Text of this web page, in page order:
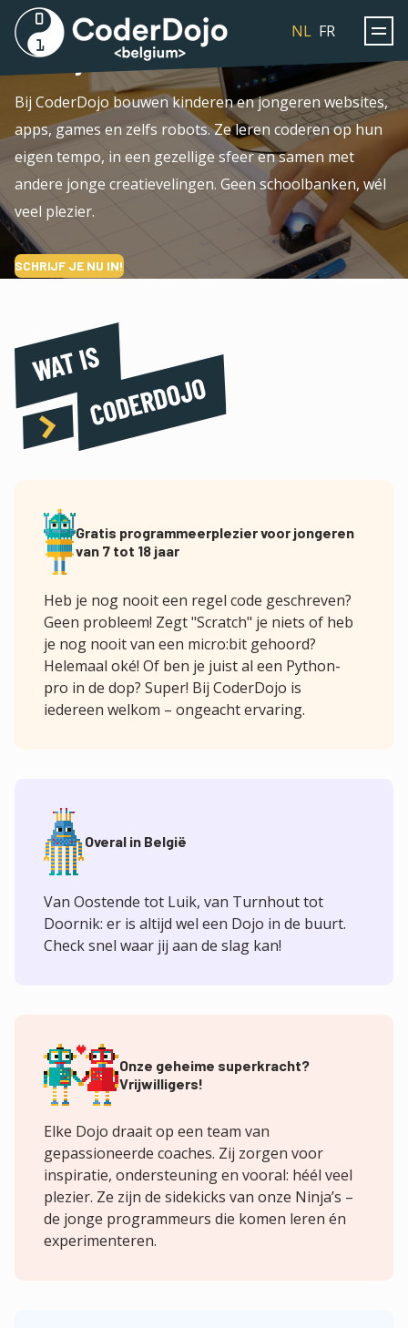
CoderdojoNL FR
Ontdek hoe leuk programmeren kan
zijn. Gratis en voor iedereen van 7
tot 18 jaar.
Bij CoderDojo bouwen kinderen en jongeren websites,
apps, games en zelfs robots. Ze leren coderen op hun
eigen tempo, in een gezellige sfeer en samen met
andere jonge creatievelingen. Geen schoolbanken, wél
veel plezier.
SCHRIJF JE NU IN!
Gratis programmeerplezier voor jongeren
van 7 tot 18 jaar
Heb je nog nooit een regel code geschreven?
Geen probleem! Zegt "Scratch" je niets of heb
je nog nooit van een micro:bit gehoord?
Helemaal oké! Of ben je juist al een Python-
pro in de dop? Super! Bij CoderDojo is
iedereen welkom – ongeacht ervaring.
Overal in België
Van Oostende tot Luik, van Turnhout tot
Doornik: er is altijd wel een Dojo in de buurt.
Check snel waar jij aan de slag kan!
Onze geheime superkracht?
Vrijwilligers!
Elke Dojo draait op een team van
gepassioneerde coaches. Zij zorgen voor
inspiratie, ondersteuning en vooral: héél veel
plezier. Ze zijn de sidekicks van onze Ninja’s –
de jonge programmeurs die komen leren én
experimenteren.